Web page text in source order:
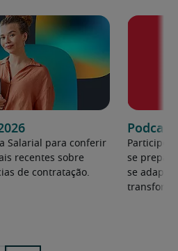
Salarial para conferir
recentes sobre
de contratação.
Participe
se
se